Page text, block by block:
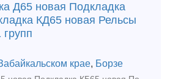
Д65 новая Подкладка
КД65 новая Рельсы
крае, Борзе